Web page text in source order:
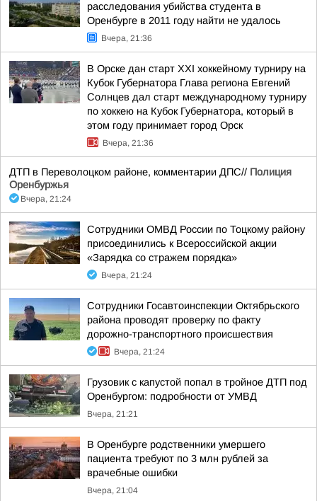
расследования убийства студента в
Оренбурге в 2011 году найти не удалось
Вчера, 21:36
В Орске дан старт XXI хоккейному турниру на
Кубок Губернатора Глава региона Евгений
Солнцев дал старт международному турниру
по хоккею на Кубок Губернатора, который в
этом году принимает город Орск
Вчера, 21:36
ДТП в Переволоцком районе, комментарии ДПС// Полиция
Оренбуржья
Вчера, 21:24
Сотрудники ОМВД России по Тоцкому району
присоединились к Всероссийской акции
«Зарядка со стражем порядка»
Вчера, 21:24
Сотрудники Госавтоинспекции Октябрьского
района проводят проверку по факту
дорожно-транспортного происшествия
Вчера, 21:24
Грузовик с капустой попал в тройное ДТП под
Оренбургом: подробности от УМВД
Вчера, 21:21
В Оренбурге родственники умершего
пациента требуют по 3 млн рублей за
врачебные ошибки
Вчера, 21:04